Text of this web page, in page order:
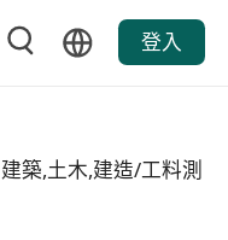
登入
築,土木,建造/工料測